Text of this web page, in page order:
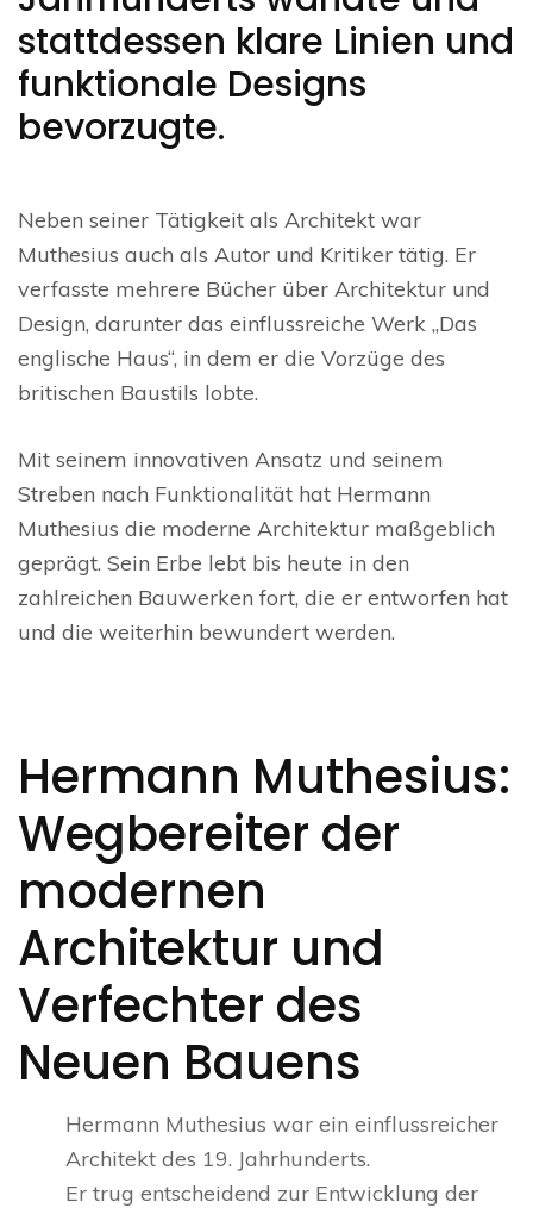
stattdessen klare Linien und
funktionale Designs
bevorzugte.
Neben seiner Tätigkeit als Architekt war
Muthesius auch als Autor und Kritiker tätig. Er
verfasste mehrere Bücher über Architektur und
Design, darunter das einflussreiche Werk „Das
englische Haus“, in dem er die Vorzüge des
britischen Baustils lobte.
Mit seinem innovativen Ansatz und seinem
Streben nach Funktionalität hat Hermann
Muthesius die moderne Architektur maßgeblich
geprägt. Sein Erbe lebt bis heute in den
zahlreichen Bauwerken fort, die er entworfen hat
und die weiterhin bewundert werden.
Hermann Muthesius:
Wegbereiter der
modernen
Architektur und
Verfechter des
Neuen Bauens
Hermann Muthesius war ein einflussreicher
Architekt des 19. Jahrhunderts.
Er trug entscheidend zur Entwicklung der